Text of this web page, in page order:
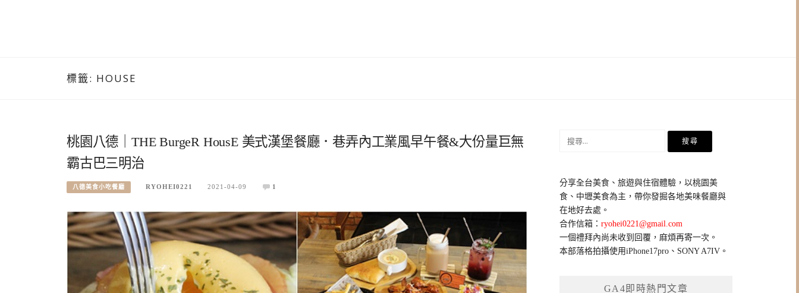
標籤: HOUSE
桃園八德｜THE BurgeR HousE 美式漢堡餐廳．巷弄內工業風早午餐&大份量巨無
霸古巴三明治
八德美食小吃餐廳 RYOHEI0221 2021-04-09 1
鍵
字:
分享全台美食、旅遊與住宿體驗，以桃園美
食、中壢美食為主，帶你發掘各地美味餐廳與
在地好去處。
合作信箱：ryohei0221@gmail.com
一個禮拜內尚未收到回覆，麻煩再寄一次。
本部落格拍攝使用iPhone17pro、SONY A7IV。
GA4即時熱門文章